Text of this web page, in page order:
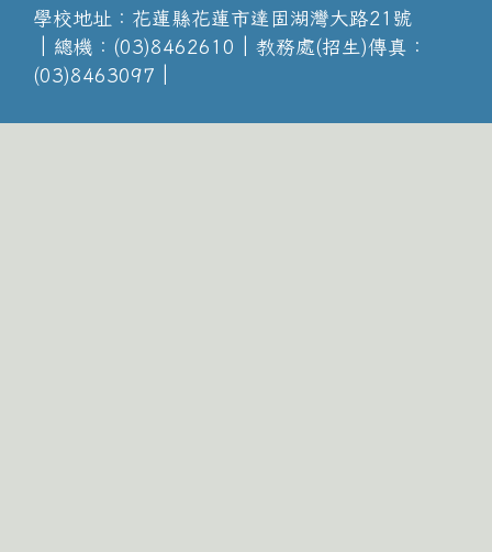
學校地址：花蓮縣花蓮市達固湖灣大路21號
│總機：(03)8462610│教務處(招生)傳真：
(03)8463097│